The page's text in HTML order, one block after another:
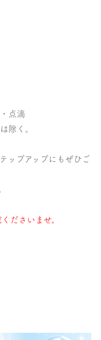
点滴
除く。
ップアップにもぜひご
ださいませ。